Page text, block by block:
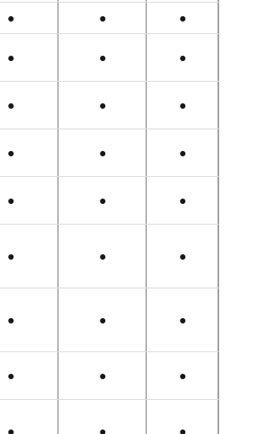
● ● ●
● ● ●
● ● ●
● ● ●
● ● ●
● ● ●
● ● ●
● ● ●
● ● ●